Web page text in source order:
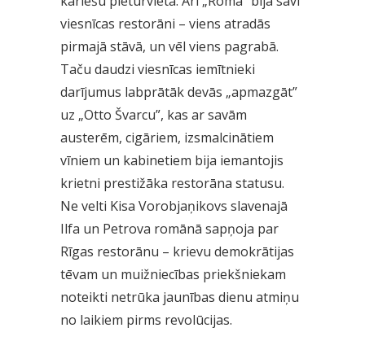
viesnīcas restorāni – viens atradās
pirmajā stāvā, un vēl viens pagrabā.
Taču daudzi viesnīcas iemītnieki
darījumus labprātāk devās „apmazgāt”
uz „Otto Švarcu”, kas ar savām
austerēm, cigāriem, izsmalcinātiem
vīniem un kabinetiem bija iemantojis
krietni prestižāka restorāna statusu.
Ne velti Kisa Vorobjaņikovs slavenajā
Ilfa un Petrova romānā sapņoja par
Rīgas restorānu – krievu demokrātijas
tēvam un muižniecības priekšniekam
noteikti netrūka jaunības dienu atmiņu
no laikiem pirms revolūcijas.